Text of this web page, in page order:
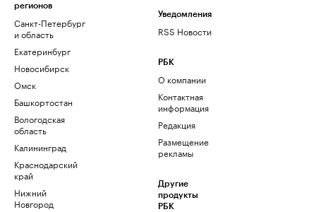
регионов
Санкт-Петербург
и область
Екатеринбург
Новосибирск
Омск
Башкортостан
Вологодская
область
Калининград
Краснодарский
край
Нижний
Новгород
Уведомления
RSS Новости
РБК
О компании
Контактная
информация
Редакция
Размещение
рекламы
Другие
продукты
РБК